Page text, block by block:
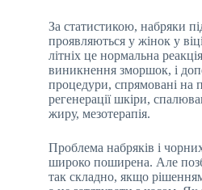
За статистикою, набряки
проявляються у жінок у
літніх це нормальна
виникнення зморшок, і
процедури, спрямовані на
регенерації шкіри,
жиру, мезотерапія.
Проблема набряків і
широко поширена. Але
так складно, якщо